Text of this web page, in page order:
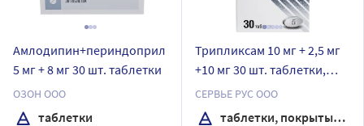
Амлодипин+периндоприл
5 мг + 8 мг 30 шт. таблетки
ОЗОН ООО
таблетки
Трипликсам 10 мг + 2,5 мг
+10 мг 30 шт. таблетки,
покрытые пленочной
оболочкой
СЕРВЬЕ РУС ООО
таблетки, покрытые пленочной оболочкой